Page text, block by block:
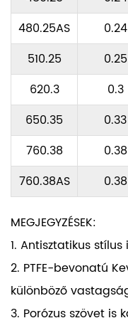
480.25AS
0.24
510.25
0.25
620.3
0.3
650.35
0.33
760.38
0.38
760.38AS
0.38
MEGJEGYZÉSEK:
1. Antisztatikus
2. PTFE-bevonatú
különböző
3. Porózus szövet